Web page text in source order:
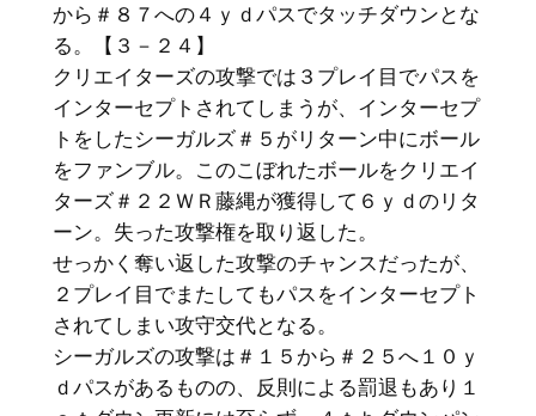
から＃８７への４ｙｄパスでタッチダウンとな
る。【３－２４】
クリエイターズの攻撃では３プレイ目でパスを
インターセプトされてしまうが、インターセプ
トをしたシーガルズ＃５がリターン中にボール
をファンブル。このこぼれたボールをクリエイ
ターズ＃２２ＷＲ藤縄が獲得して６ｙｄのリタ
ーン。失った攻撃権を取り返した。
せっかく奪い返した攻撃のチャンスだったが、
２プレイ目でまたしてもパスをインターセプト
されてしまい攻守交代となる。
シーガルズの攻撃は＃１５から＃２５へ１０ｙ
ｄパスがあるものの、反則による罰退もあり１